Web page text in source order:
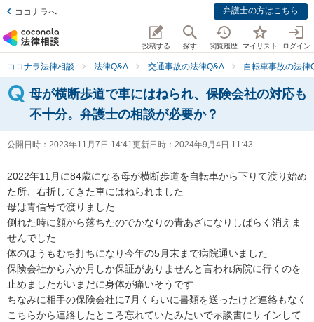
ココナラへ 弁護士の方はこちら
投稿する 探す 閲覧履歴 マイリスト ログイン
ココナラ法律相談 法律Q&A 交通事故の法律Q&A 自転車事故の法律
母が横断歩道で車にはねられ、保険会社の対応も
不十分。弁護士の相談が必要か？
公開日時： 2023年11月7日 14:41更新日時： 2024年9月4日 11:43
2022年11月に84歳になる母が横断歩道を自転車から下りて渡り始め
た所、右折してきた車にはねられました
母は青信号で渡りました
倒れた時に顔から落ちたのでかなりの青あざになりしばらく消えま
せんでした
体のほうもむち打ちになり今年の5月末まで病院通いました
保険会社から六か月しか保証がありませんと言われ病院に行くのを
止めましたがいまだに身体が痛いそうです
ちなみに相手の保険会社に7月くらいに書類を送ったけど連絡もなく
こちらから連絡したところ忘れていたみたいで示談書にサインして